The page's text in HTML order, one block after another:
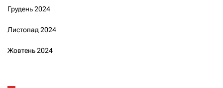
Грудень 2024
Листопад 2024
Жовтень 2024